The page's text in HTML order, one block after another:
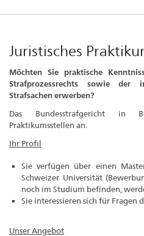
Juristisches
Möchten Sie praktische
Strafprozessrechts sowie der
Strafsachen erwerben?
Das Bundesstrafgericht in
Praktikumsstellen an.
Ihr Profil
Sie verfügen über einen
Schweizer Universität
noch im Studium befinden,
Sie interessieren sich für Fragen
Unser Angebot